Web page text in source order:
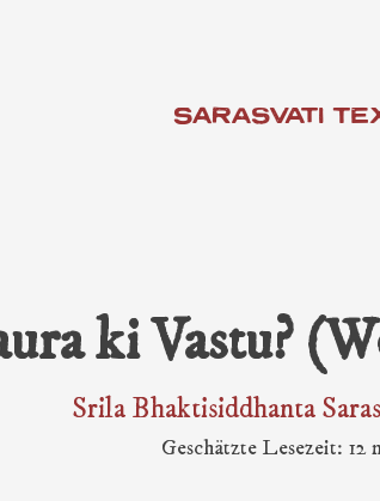
SARASVATI
ki Vastu?
Srila Bhaktisiddhanta
Geschätzte Lesezeit: 12
Harmonist
Texte